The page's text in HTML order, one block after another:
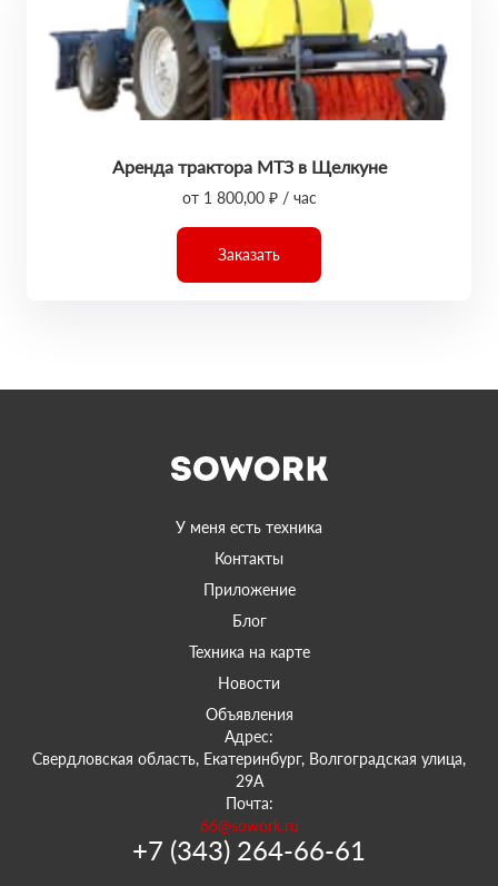
Аренда трактора МТЗ в Щелкуне
от 1 800,00 ₽ / час
Заказать
У меня есть техника
Контакты
Приложение
Блог
Техника на карте
Новости
Объявления
Адрес:
Свердловская область, Екатеринбург, Волгоградская улица,
29А
Почта:
66@sowork.ru
+7 (343) 264-66-61